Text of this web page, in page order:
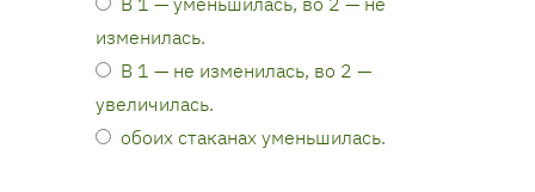
изменилась.
В 1 — не изменилась, во 2 —
увеличилась.
обоих стаканах уменьшилась.